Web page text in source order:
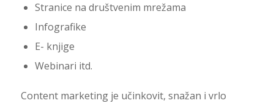
Stranice na društvenim mrežama
Infografike
E- knjige
Webinari itd.
Content marketing je učinkovit, snažan i vrlo